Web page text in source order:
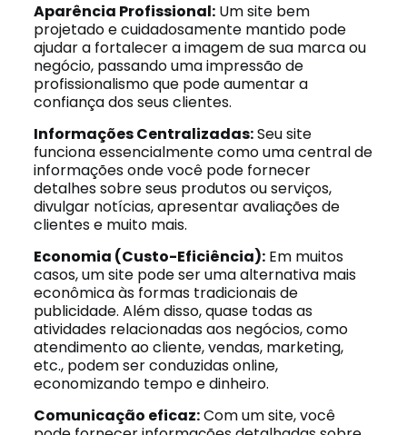
Aparência Profissional:Um site bem
projetado e cuidadosamente mantido pode
ajudar a fortalecer a imagem de sua marca ou
negócio, passando uma impressão de
profissionalismo que pode aumentar a
confiança dos seus clientes.
Informações Centralizadas:Seu site
funciona essencialmente como uma central de
informações onde você pode fornecer
detalhes sobre seus produtos ou serviços,
divulgar notícias, apresentar avaliações de
clientes e muito mais.
Economia (Custo-Eficiência):Em muitos
casos, um site pode ser uma alternativa mais
econômica às formas tradicionais de
publicidade. Além disso, quase todas as
atividades relacionadas aos negócios, como
atendimento ao cliente, vendas, marketing,
etc., podem ser conduzidas online,
economizando tempo e dinheiro.
Comunicação eficaz:Com um site, você